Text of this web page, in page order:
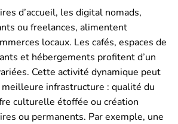
d’accueil, les digital nomads,
ou freelances, alimentent
locaux. Les cafés, espaces de
et hébergements profitent d’un
Cette activité dynamique peut
infrastructure : qualité du
culturelle étoffée ou création
ou permanents. Par exemple, une